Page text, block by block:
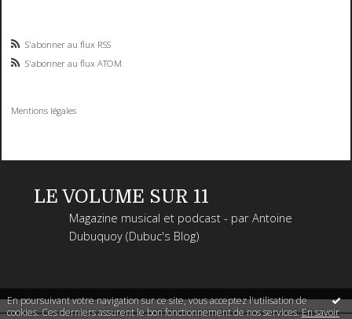
En poursuivant votre navigation sur ce site, vous acceptez l'utilisation de
cookies. Ces derniers assurent le bon fonctionnement de nos services.En savoir
S'abonner au flux RSS
S'abonner au flux ATOM
Mentions légales
LE VOLUME SUR 11
Magazine musical et podcast - par Antoine
Dubuquoy (Dubuc's Blog)